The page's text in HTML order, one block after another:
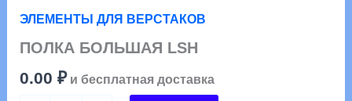
ЭЛЕМЕНТЫ ДЛЯ ВЕРСТАКОВ
ПОЛКА БОЛЬШАЯ LSH
0.00 ₽ и бесплатная доставка